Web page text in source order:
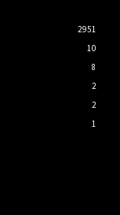
2951
10
8
2
2
1